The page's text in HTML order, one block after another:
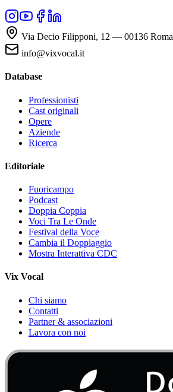
Via Decio Filipponi, 12 — 00136 Roma
info@vixvocal.it
Database
Professionisti
Cast originali
Opere
Aziende
Ricerca
Editoriale
Fuoricampo
Podcast
Doppia Coppia
Voci Tra Le Onde
Festival della Voce
Cambia il Doppiaggio
Mostra Interattiva CDC
Vix Vocal
Chi siamo
Contatti
Partner & associazioni
Lavora con noi